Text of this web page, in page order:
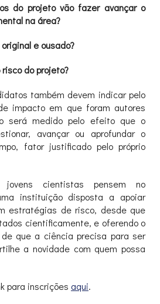
do projeto vão fazer avançar o
na área?
e ousado?
do projeto?
também devem indicar pelo
impacto em que foram autores
será medido pelo efeito que o
avançar ou aprofundar o
fator justificado pelo próprio
jovens cientistas pensem no
instituição disposta a apoiar
estratégias de risco, desde que
cientificamente, e oferendo o
que a ciência precisa para ser
a novidade com quem possa
para inscrições aqui.